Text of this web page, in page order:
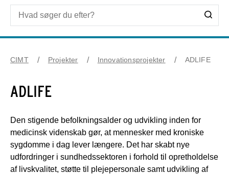
CIMT Projekter Innovationsprojekter ADLIFE
ADLIFE
Den stigende befolkningsalder og udvikling inden for
medicinsk videnskab gør, at mennesker med kroniske
sygdomme i dag lever længere. Det har skabt nye
udfordringer i sundhedssektoren i forhold til opretholdelse
af livskvalitet, støtte til plejepersonale samt udvikling af